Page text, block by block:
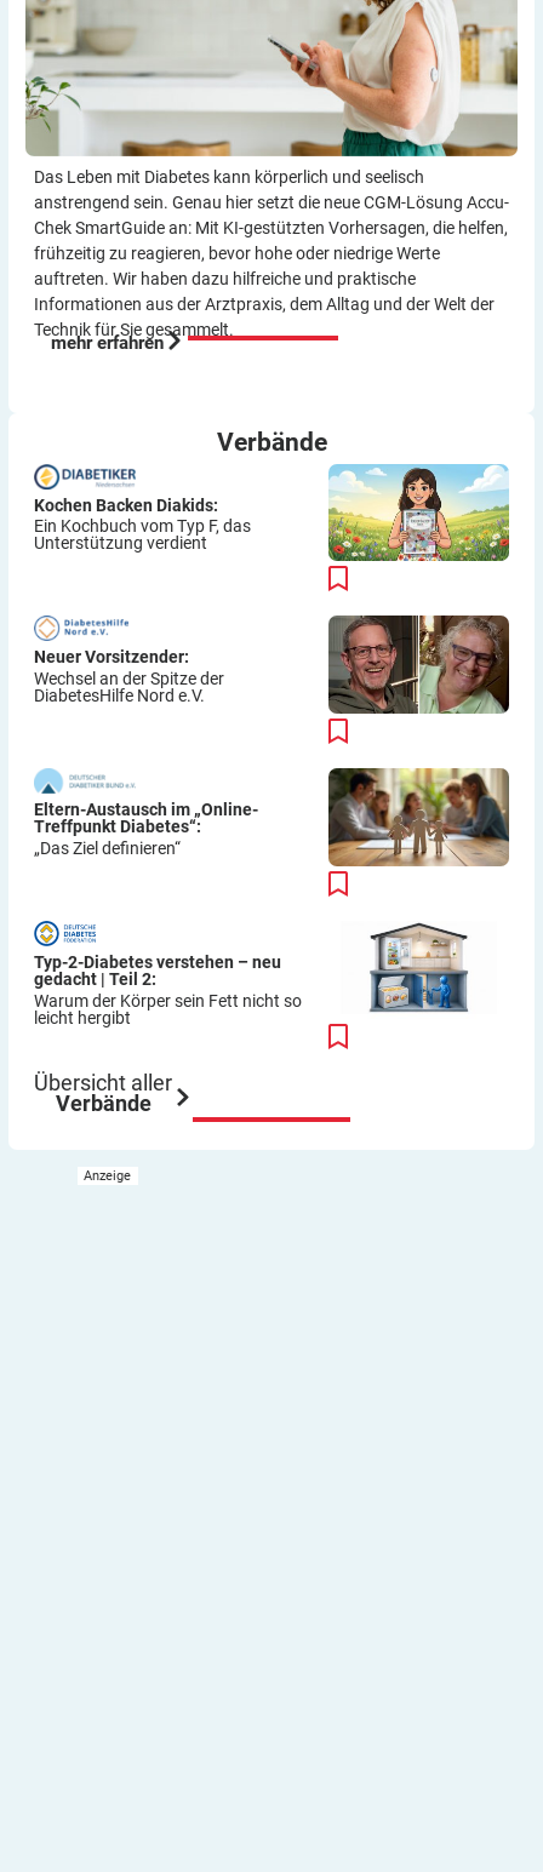
Das Leben mit Diabetes kann körperlich und seelisch
anstrengend sein. Genau hier setzt die neue CGM-Lösung Accu-
Chek SmartGuide an: Mit KI-gestützten Vorher­sagen, die helfen,
frühzeitig zu reagieren, bevor hohe oder niedrige Werte
auftreten. Wir haben dazu hilf­reiche und praktische
Informationen aus der Arzt­praxis, dem Alltag und der Welt der
Technik für Sie gesammelt.
mehr erfahren
Verbände
Kochen Backen Diakids:
Ein Kochbuch vom Typ F, das
Unterstützung verdient
Neuer Vorsitzender:
Wechsel an der Spitze der
DiabetesHilfe Nord e.V.
Eltern-Austausch im „Online-
Treffpunkt Diabetes“:
„Das Ziel definieren“
Typ-2-Diabetes verstehen – neu
gedacht | Teil 2:
Warum der Körper sein Fett nicht so
leicht hergibt
Übersicht aller
Verbände